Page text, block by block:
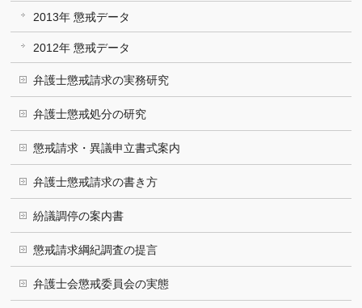
2013年 懲戒データ
2012年 懲戒データ
弁護士懲戒請求の実務研究
弁護士懲戒処分の研究
懲戒請求・異議申立書式案内
弁護士懲戒請求の書き方
紛議調停の案内書
懲戒請求綱紀調査の提言
弁護士会懲戒委員会の実態